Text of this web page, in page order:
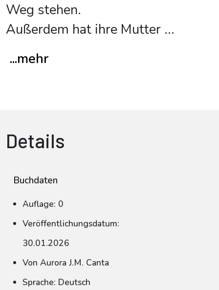
Weg stehen.
Außerdem hat ihre Mutter ...
...mehr
Details
Buchdaten
Auflage: 0
Veröffentlichungsdatum:
30.01.2026
Von Aurora J.M. Canta
Sprache: Deutsch